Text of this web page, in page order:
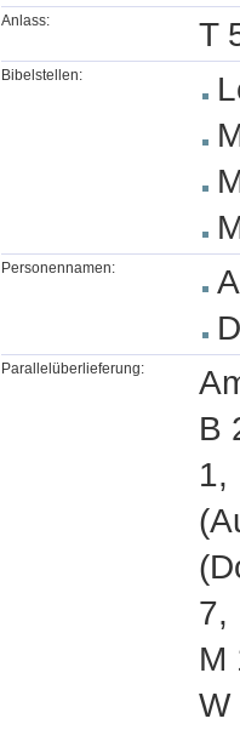
Anlass: T
Bibelstellen:
Personennamen:
Parallelüberlieferung:
B
1,
7,
M
W